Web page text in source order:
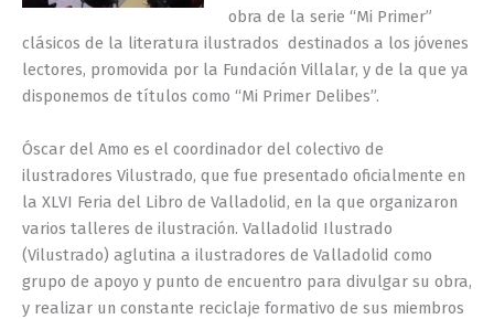
obra de la serie “Mi Primer”
clásicos de la literatura ilustrados destinados a los jóvenes
lectores, promovida por la Fundación Villalar, y de la que ya
disponemos de títulos como “Mi Primer Delibes”.
Óscar del Amo es el coordinador del colectivo de
ilustradores Vilustrado, que fue presentado oficialmente en
la XLVI Feria del Libro de Valladolid, en la que organizaron
varios talleres de ilustración. Valladolid Ilustrado
(Vilustrado) aglutina a ilustradores de Valladolid como
grupo de apoyo y punto de encuentro para divulgar su obra,
y realizar un constante reciclaje formativo de sus miembros